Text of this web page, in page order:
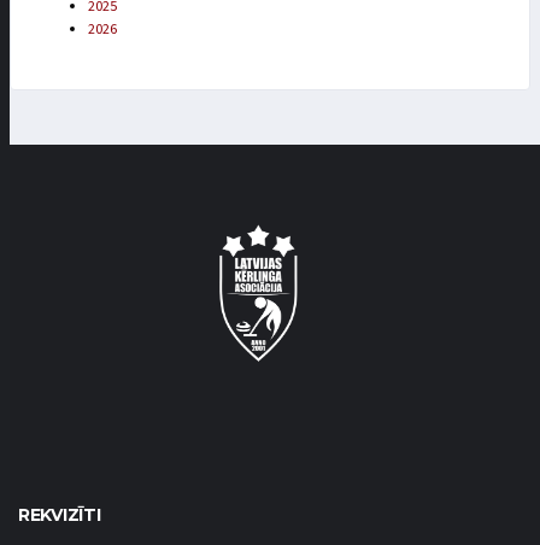
2025
2026
REKVIZĪTI